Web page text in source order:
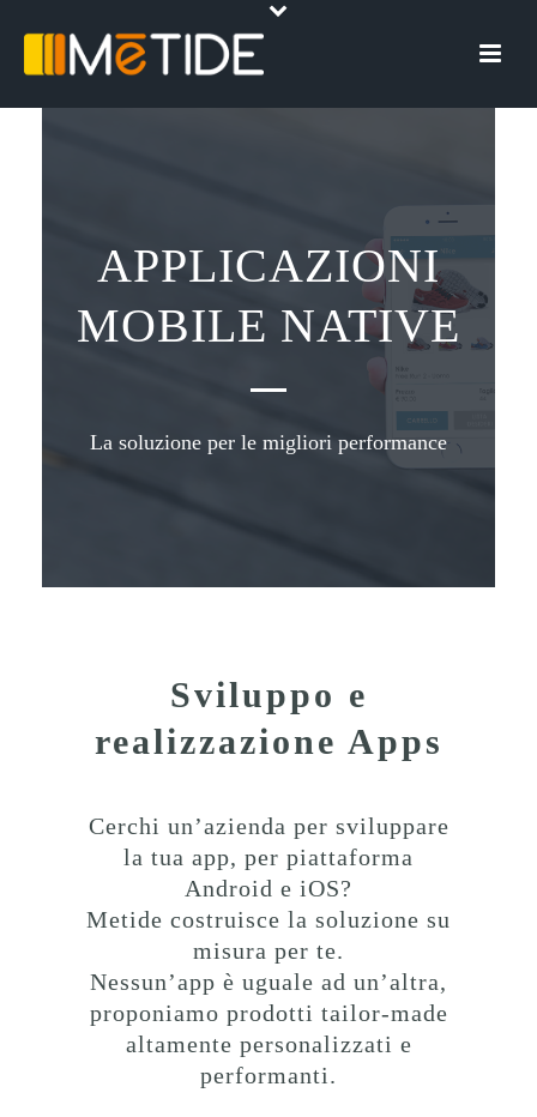
APPLICAZIONI
MOBILE NATIVE
La soluzione per le migliori performance
Sviluppo e
realizzazione Apps
Cerchi un’azienda per sviluppare
la tua app, per piattaforma
Android e iOS?
Metide costruisce la soluzione su
misura per te.
Nessun’app è uguale ad un’altra,
proponiamo prodotti tailor-made
altamente personalizzati e
performanti.